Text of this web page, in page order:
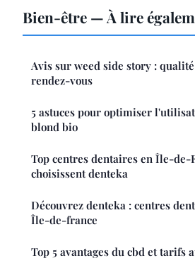
Bien-être — À lire
Avis sur weed side story :
rendez-vous
5 astuces pour optimiser
blond bio
Top centres dentaires en Île-de-
choisissent denteka
Découvrez denteka : centres
Île-de-france
Top 5 avantages du cbd et tarifs